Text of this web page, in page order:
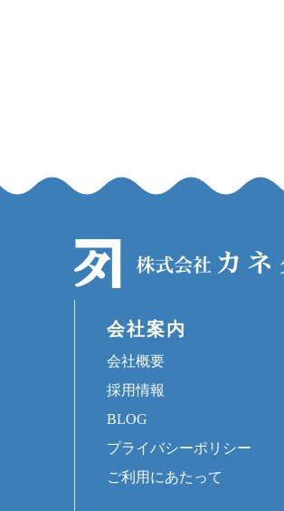
会社案内
会社概要
採用情報
BLOG
プライバシーポリシー
ご利用にあたって